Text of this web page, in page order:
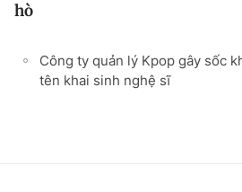
hò
Công ty quản lý Kpop gây sốc
tên khai sinh nghệ sĩ